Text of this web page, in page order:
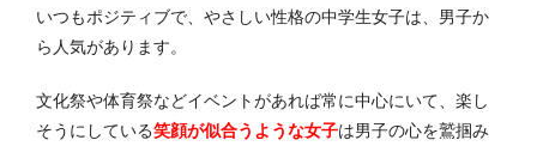
いつもポジティブで、やさしい性格の中学生女子は、男子か
ら人気があります。
文化祭や体育祭などイベントがあれば常に中心にいて、 楽し
そうにしている笑顔が似合うような女子は男子の心を鷲掴み